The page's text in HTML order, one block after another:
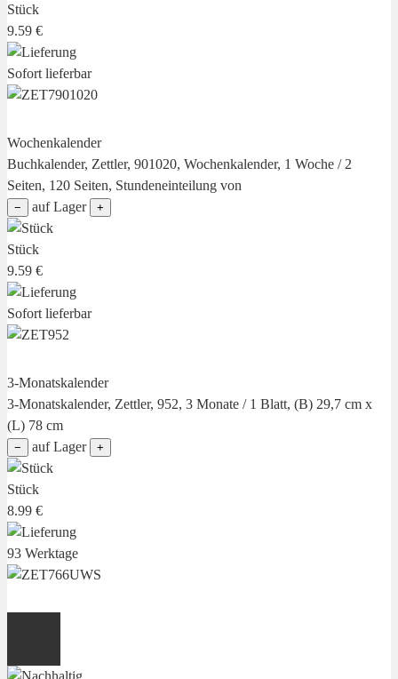
Stück
9.59 €
Sofort lieferbar
Wochenkalender
Buchkalender, Zettler, 901020, Wochenkalender, 1 Woche / 2
Seiten, 120 Seiten, Stundeneinteilung von
− auf Lager +
Stück
9.59 €
Sofort lieferbar
3-Monatskalender
3-Monatskalender, Zettler, 952, 3 Monate / 1 Blatt, (B) 29,7 cm x
(L) 78 cm
− auf Lager +
Stück
8.99 €
93 Werktage